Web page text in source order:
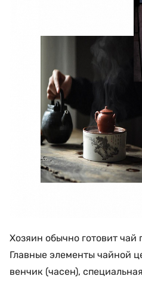
Хозяин обычно готовит чай
Главные элементы чайной
венчик (часен),